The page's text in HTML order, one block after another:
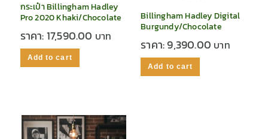
กระเป๋า Billingham Hadley
Pro 2020 Khaki/Chocolate
ราคา:17,590.00
Add to cart
Billingham Hadley Digital
Burgundy/Chocolate
ราคา:9,390.00
Add to cart